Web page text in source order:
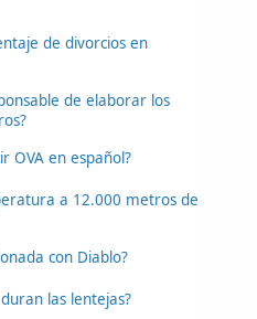
de divorcios en
de elaborar los
OVA en español?
a 12.000 metros de
con Diablo?
las lentejas?